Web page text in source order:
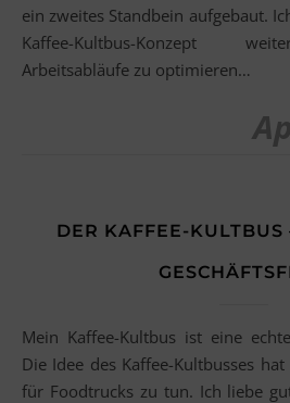
ein zweites Standbein aufgebaut.
Kaffee-Kultbus-Konzept
Arbeitsabläufe zu optimieren…
DER KAFFEE-KULTBUS
Mein Kaffee-Kultbus ist eine echte Herzensangelegenheit
Die Idee des Kaffee-Kultbusses
für Foodtrucks zu tun. Ich liebe